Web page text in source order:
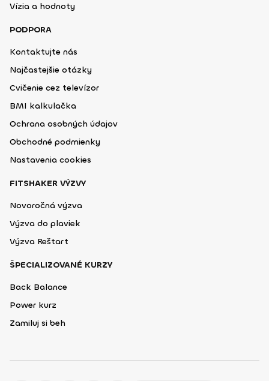
Vízia a hodnoty
PODPORA
Kontaktujte nás
Najčastejšie otázky
Cvičenie cez televízor
BMI kalkulačka
Ochrana osobných údajov
Obchodné podmienky
Nastavenia cookies
FITSHAKER VÝZVY
Novoročná výzva
Výzva do plaviek
Výzva Reštart
ŠPECIALIZOVANÉ KURZY
Back Balance
Power kurz
Zamiluj si beh